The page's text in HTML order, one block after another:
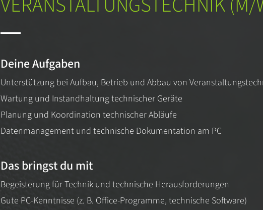
Deine Aufgaben
Unterstützung bei Aufbau, Betrieb und Abbau von
Wartung und Instandhaltung technischer Geräte
Planung und Koordination technischer Abläufe
Datenmanagement und technische Dokumentation am PC
Das bringst du mit
Begeisterung für Technik und technische Herausforderungen
Gute PC-Kenntnisse (z. B. Office-Programme, technische Software)